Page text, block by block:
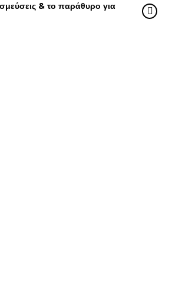
& το παράθυρο για